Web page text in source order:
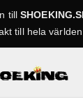
till
till hela världen